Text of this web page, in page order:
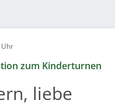
zum Kinderturnen
liebe